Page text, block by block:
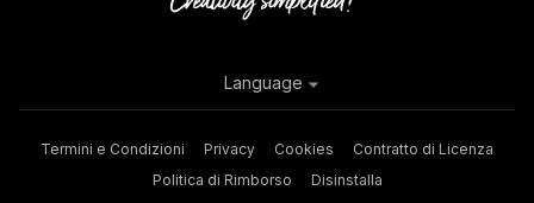
Termini e Condizioni Privacy Cookies
Contratto di Licenza
Politica di Rimborso
Disinstalla
Language